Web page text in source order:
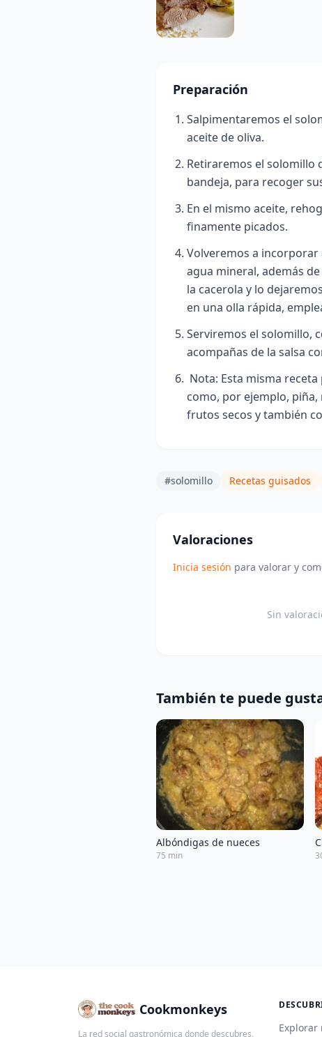
Preparación
Salpimentaremos el
aceite de oliva.
Retiraremos el solomillo
bandeja, para recoger
En el mismo aceite,
finamente picados.
Volveremos a incorporar
agua mineral, además
la cacerola y lo
en una olla rápida,
Serviremos el solomillo,
acompañas de la salsa
Nota: Esta misma
como, por ejemplo,
frutos secos y también
#solomillo Recetas guisados
Valoraciones
Inicia sesión para valorar y
Sin
También te puede
Albóndigas de nueces
75 min
Cookmonkeys
La red social gastronómica donde descubres, Explorar